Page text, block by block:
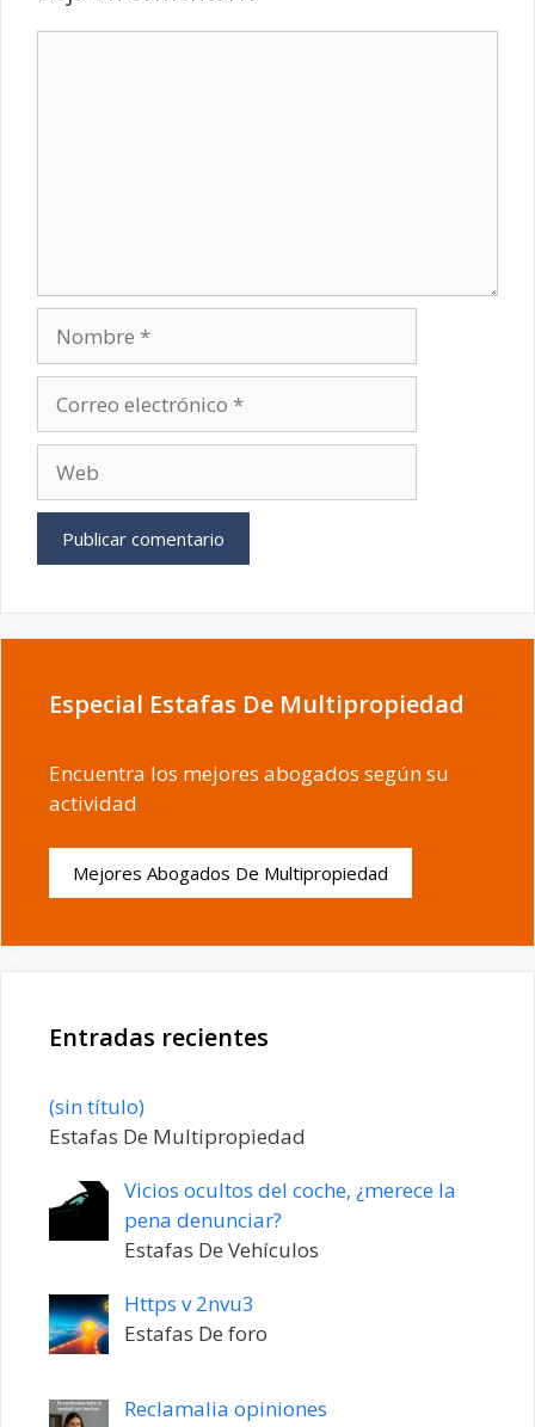
electrónico
Especial Estafas De Multipropiedad
Encuentra los mejores abogados según su
actividad
Mejores Abogados De Multipropiedad
Entradas recientes
(sin título)Entrada
20198
Estafas De Multipropiedad
Vicios ocultos del coche, ¿merece la
pena denunciar?
Estafas De Vehículos
Https v 2nvu3
Estafas De foro
Reclamalia opiniones